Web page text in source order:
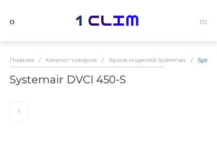
Главная / Каталог товаров / Архив моделей Systemair /
Systemair DVCI 450-S